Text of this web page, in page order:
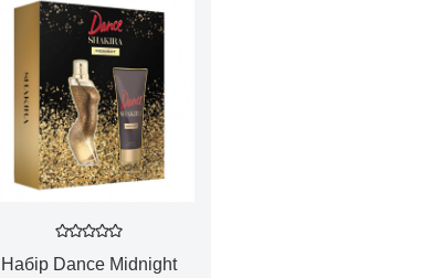
Набір Dance Midnight